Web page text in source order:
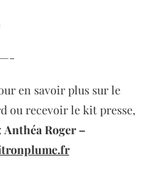
en savoir plus sur le
ou recevoir le kit presse,
Anthéa Roger –